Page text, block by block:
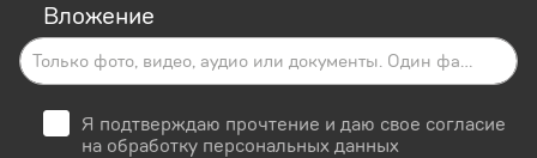
Вложение
Только фото, видео, аудио или документы. Один файл. До 40 MB
Я подтверждаю прочтение и даю свое согласие
на обработку персональных данных